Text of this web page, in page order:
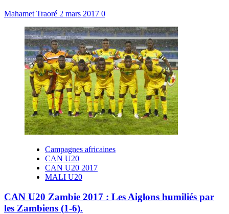
Mahamet Traoré 2 mars 2017 0
Campagnes africaines
CAN U20
CAN U20 2017
MALI U20
CAN U20 Zambie 2017 : Les Aiglons humiliés par
les Zambiens (1-6).